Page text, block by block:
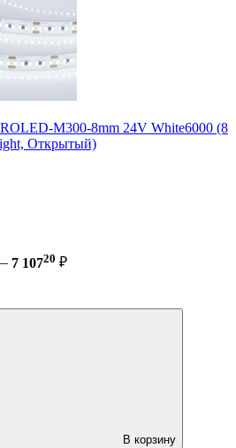
M300-8mm 24V White6000 (8
Открытый)
7 10720 ₽
В корзину